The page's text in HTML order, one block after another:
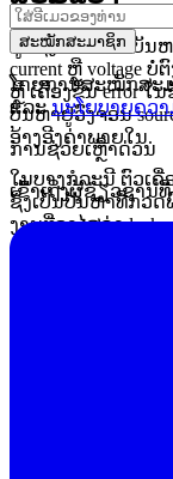
ຜູ້ໃຊ້ງານມັກພົບບັນຫ
current ຫຼື voltage
ຫຼື ເຄື່ອງຂຶ້ນ error ໃ
ບັນຫາຢູ່ວົງຈອນ
ອ້າງອີງຄ່າພາຍໃນ.
ໃນບາງກໍລະນີ ຕົວເ
ຊຶ່ງເປັນບັນຫາທີ່ກວດ
ງານທີ່ອາໄສຄ່າ
ເຫຼົ່ານີ້ຄວນຮັບການປ
ຂອບເຂດຂອ
ບໍລິການສຳລັບ
ວິເຄາະສາເຫດ, ກາ
ໄປຈົນເຖິງການກວ
ສະໝັກສະມາຊິກ
ໂດຍການສະໝັກສະ
ແລະນະໂຍບາຍຄວ
ການຊ່ວຍເຫຼືໍາດ່ວນ
ເຂົ້າເຖິງຜູ້ຊ່ຽວຊານ